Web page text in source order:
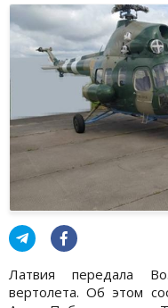
Латвия передала
вертолета. Об этом